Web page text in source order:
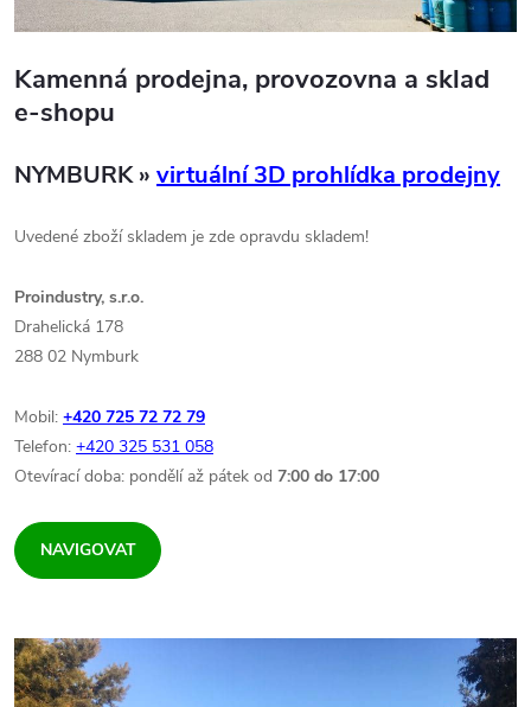
Kamenná prodejna, provozovna a sklad
e-shopu
NYMBURK» virtuální 3D prohlídka prodejny
Uvedené zboží skladem je zde opravdu skladem!
Proindustry, s.r.o.
Drahelická 178
288 02 Nymburk
Mobil: +420 725 72 72 79
Telefon: +420 325 531 058
Otevírací doba: pondělí až pátek od 7:00 do 17:00
NAVIGOVAT